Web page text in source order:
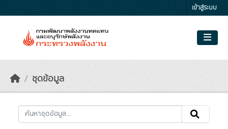
เข้าสู่ระบบ
ชุดข้อมูล